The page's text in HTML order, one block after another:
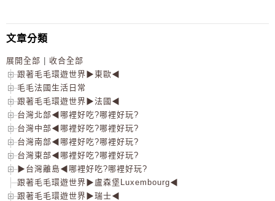
文章分類
展開全部
收合全部
跟著毛毛環遊世界▶東歐◀
毛毛法國生活日常
跟著毛毛環遊世界▶法國◀
台灣北部◀哪裡好吃?哪裡好玩?
台灣中部◀哪裡好吃?哪裡好玩?
台灣南部◀哪裡好吃?哪裡好玩?
台灣東部◀哪裡好吃?哪裡好玩?
▶台灣離島◀哪裡好吃?哪裡好玩?
跟著毛毛環遊世界▶盧森堡Luxembourg◀
跟著毛毛環遊世界▶瑞士◀